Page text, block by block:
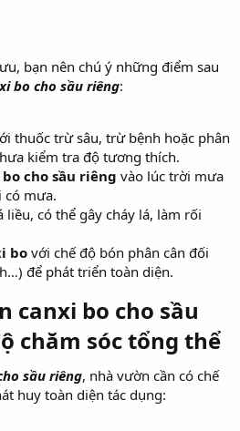
bạn nên chú ý những điểm sau
bo cho sầu riêng:
thuốc trừ sâu, trừ bệnh hoặc phân
kiểm tra độ tương thích.
cho sầu riêng vào lúc trời mưa
có mưa.
liều, có thể gây cháy lá, làm rối
bovới chế độ bón phân cân đối
để phát triển toàn diện.
canxi bo cho sầu
chăm sóc tổng thể​
sầu riêng, nhà vườn cần có chế
huy toàn diện tác dụng: